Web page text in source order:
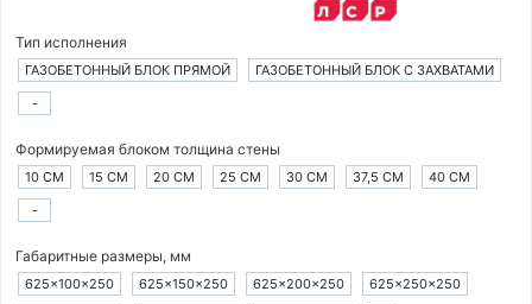
Тип исполнения
ГАЗОБЕТОННЫЙ БЛОК ПРЯМОЙ
ГАЗОБЕТОННЫЙ БЛОК С ЗАХВАТАМИ
-
Формируемая блоком толщина стены
10 СМ 15 СМ 20 СМ 25 СМ 30 СМ 37,5 СМ
40 СМ
-
Габаритные размеры, мм
625×100×250 625×150×250 625×200×250
625×250×250